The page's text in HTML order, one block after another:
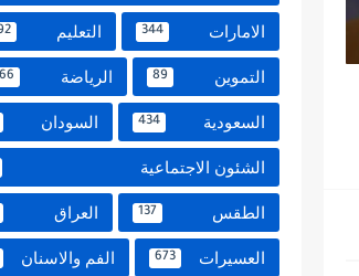
الامارات 344 التعليم
التموين 89 الرياضة
السعودية 434 السودان
الشئون الاجتماعية
الطقس 137 العراق
العسيرات 673 الفم والاسنان